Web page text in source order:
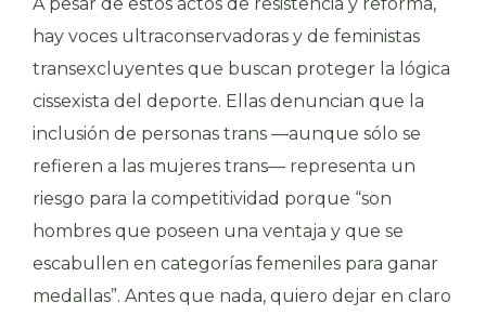
hay voces ultraconservadoras y de feministas
transexcluyentes que buscan proteger la lógica
cissexista del deporte. Ellas denuncian que la
inclusión de personas trans —aunque sólo se
refieren a las mujeres trans— representa un
riesgo para la competitividad porque “son
hombres que poseen una ventaja y que se
escabullen en categorías femeniles para ganar
medallas”. Antes que nada, quiero dejar en claro